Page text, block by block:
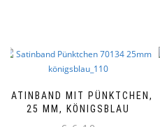
SATINBAND MIT PÜNKTCHEN,
25 MM, KÖNIGSBLAU